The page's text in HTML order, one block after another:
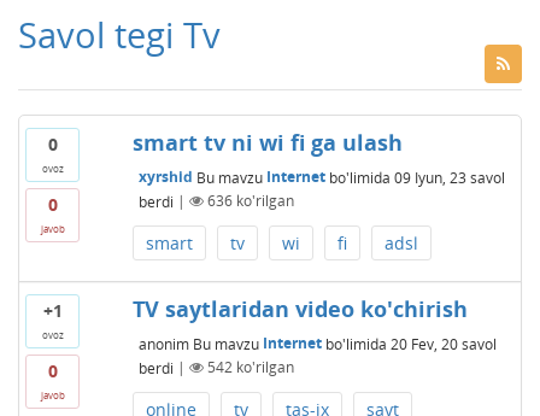
Savol tegi Tv
0
ovoz
0
javob
smart tv ni wi fi ga ulash
xyrshid Bu mavzu Internetbo'limida 09 Iyun, 23 savol
berdi | 636ko'rilgan
smart tv wi fi adsl
+1
ovoz
0
javob
TV saytlaridan video ko'chirish
anonim Bu mavzu Internetbo'limida 20 Fev, 20 savol
berdi | 542ko'rilgan
online tv tas-ix
sayt